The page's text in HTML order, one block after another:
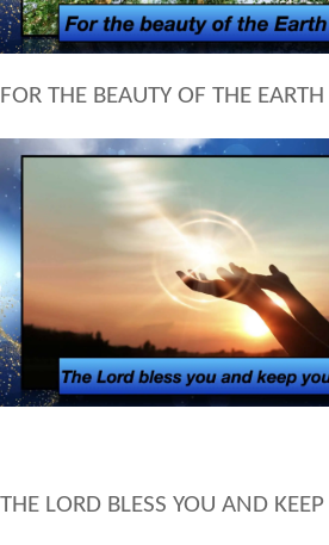
FOR THE BEAUTY OF THE
THE LORD BLESS YOU AND